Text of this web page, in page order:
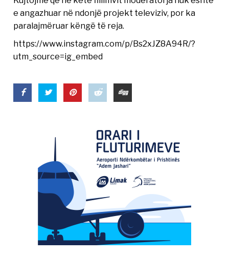
e angazhuar në ndonjë projekt televiziv, por ka
paralajmëruar këngë të reja.
https://www.instagram.com/p/Bs2xJZ8A94R/?
utm_source=ig_embed